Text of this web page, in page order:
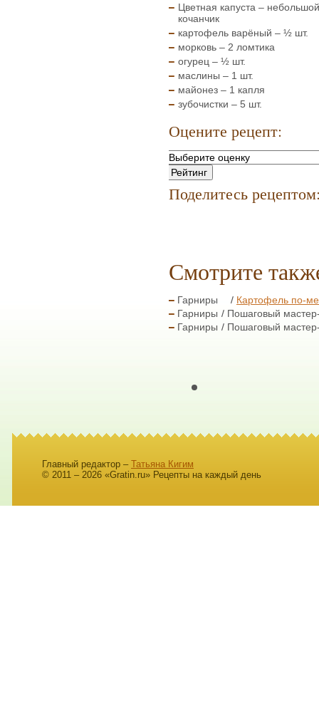
Цветная капуста – небольшой
кочанчик
картофель варёный – ½ шт.
морковь – 2 ломтика
огурец – ½ шт.
маслины – 1 шт.
майонез – 1 капля
зубочистки – 5 шт.
Оцените рецепт:
Поделитесь
Смотрите
Гарниры
Картофель по-
Гарниры
Пошаговый
Гарниры
Пошаговый
Главный редактор – Татьяна Кигим
© 2011 – 2026 «Gratin.ru» Рецепты на каждый день